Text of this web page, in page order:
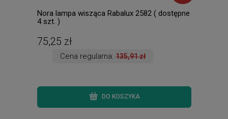
Nora lampa wisząca Rabalux 2582 ( dostępne
4 szt. )
75,25 zł
Cena regularna:135,91 zł
DO KOSZYKA